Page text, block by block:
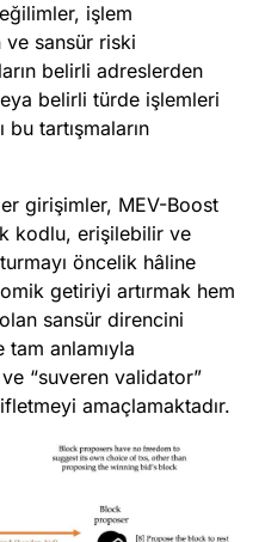
işlem
ve sansür riski
belirli adreslerden
belirli türde işlemleri
tartışmaların
girişimler, MEV-Boost
kodlu, erişilebilir ve
öncelik hâline
getiriyi artırmak hem
sansür direncini
tam anlamıyla
“suveren validator”
amaçlamaktadır.